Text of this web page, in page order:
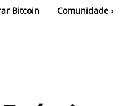
Bitcoin Comunidade